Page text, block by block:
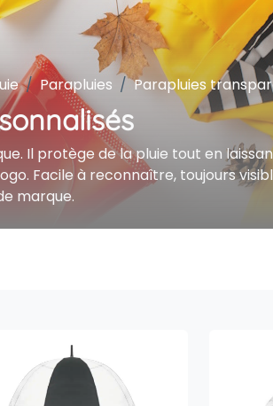
Parapluies Parapluies
Il protège de la pluie tout en
Facile à reconnaître, toujours
marque.